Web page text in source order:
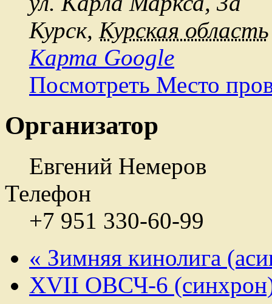
Курск, Курская область
Карта Google
Посмотреть Место
Организатор
Евгений Немеров
Телефон
+7 951 330-60-99
« Зимняя кинолига
XVII ОВСЧ-6